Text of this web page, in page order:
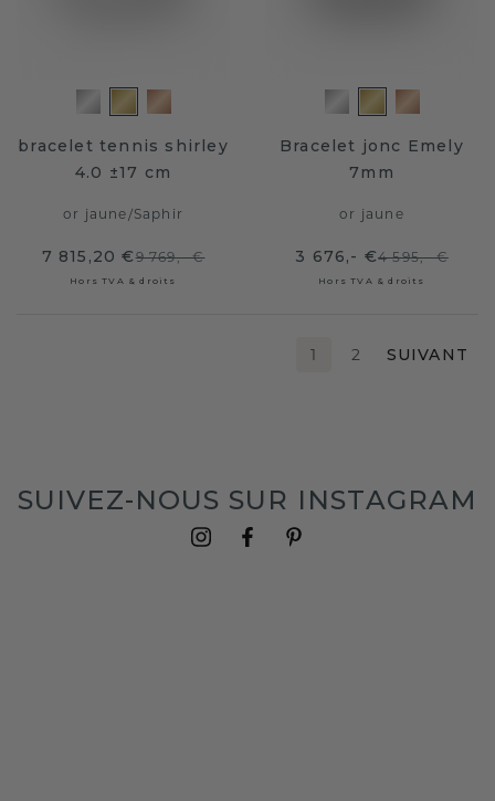
bracelet tennis shirley
4.0 ±17 cm
or jaune/Saphir
7 815,20 €9 769,- €
Hors TVA & droits
Bracelet jonc Emely
7mm
or jaune
3 676,- €4 595,- €
Hors TVA & droits
1 2 SUIVANT
SUIVEZ-NOUS SUR INSTAGRAM